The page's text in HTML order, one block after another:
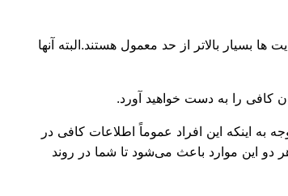
بسیار بالاتر از حد معمول هستند.البته آنها
کافی را به دست خواهید آورد.
به اینکه این افراد عموماً اطلاعات کافی در
دو این موارد باعث می‌شود تا شما در روند